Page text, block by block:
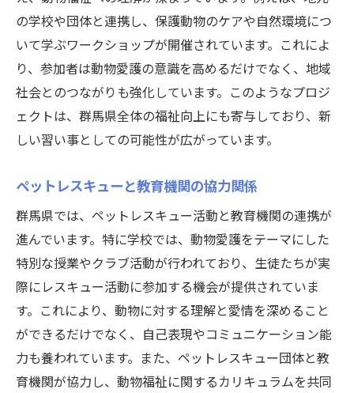
の学校や団体と連携し、保護動物のケアや自然環境につ
いて学ぶワークショップが開催されています。これによ
り、参加者は動物愛護の意識を高めるだけでなく、地域
社会とのつながりも強化しています。このようなプロジ
ェクトは、群馬県全体の福祉向上にも寄与しており、新
しい習い事としての可能性が広がっています。
ペットレスキューと教育機関の協力関係
群馬県では、ペットレスキュー活動と教育機関の連携が
進んでいます。特に学校では、動物愛護をテーマにした
特別な授業やクラブ活動が行われており、生徒たちが実
際にレスキュー活動に参加する機会が提供されていま
す。これにより、動物に対する理解と愛情を深めること
ができるだけでなく、自己表現やコミュニケーション能
力も養われています。また、ペットレスキュー団体と教
育機関が協力し、動物福祉に関するカリキュラムを共同